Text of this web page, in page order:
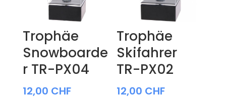
Trophäe
Snowboarde
r TR-PX04
12,00 CHF
Trophäe
Skifahrer
TR-PX02
12,00 CHF